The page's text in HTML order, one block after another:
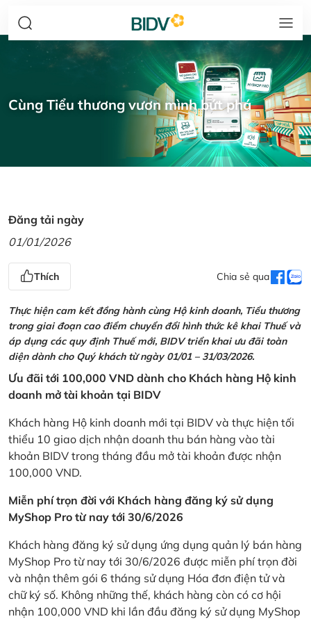
Cùng Tiểu thương vươn mình bứt phá
Đăng tải ngày
01/01/2026
Thích Chia sẻ qua
Thực hiện cam kết đồng hành cùng Hộ kinh doanh, Tiểu thương
trong giai đoạn cao điểm chuyển đổi hình thức kê khai Thuế và
áp dụng các quy định Thuế mới, BIDV triển khai ưu đãi toàn
diện dành cho Quý khách từ ngày 01/01 – 31/03/2026.
Ưu đãi tới 100,000 VND dành cho Khách hàng Hộ kinh
doanh mở tài khoản tại BIDV
Khách hàng Hộ kinh doanh mới tại BIDV và thực hiện tối
thiểu 10 giao dịch nhận doanh thu bán hàng vào tài
khoản BIDV trong tháng đầu mở tài khoản được nhận
100,000 VND.
Miễn phí trọn đời với Khách hàng đăng ký sử dụng
MyShop Pro từ nay tới 30/6/2026
Khách hàng đăng ký sử dụng ứng dụng quản lý bán hàng
MyShop Pro từ nay tới 30/6/2026 được miễn phí trọn đời
và nhận thêm gói 6 tháng sử dụng Hóa đơn điện tử và
chữ ký số. Không những thế, khách hàng còn có cơ hội
nhận 100,000 VND khi lần đầu đăng ký sử dụng MyShop